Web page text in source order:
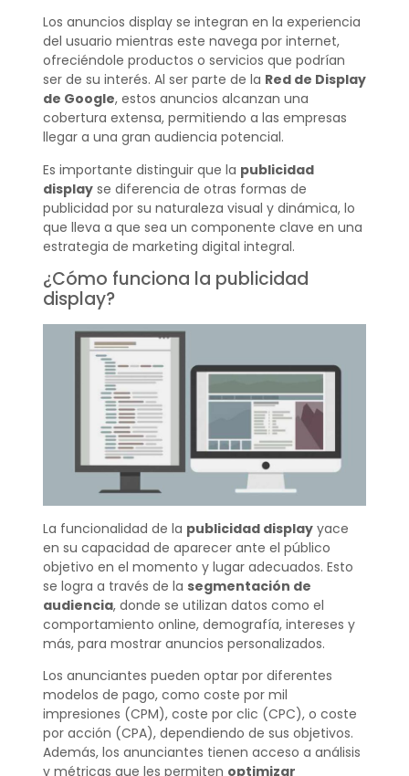
Los anuncios display se integran en la experiencia
del usuario mientras este navega por internet,
ofreciéndole productos o servicios que podrían
ser de su interés. Al ser parte de la Red de Display
de Google, estos anuncios alcanzan una
cobertura extensa, permitiendo a las empresas
llegar a una gran audiencia potencial.
Es importante distinguir que la publicidad
displayse diferencia de otras formas de
publicidad por su naturaleza visual y dinámica, lo
que lleva a que sea un componente clave en una
estrategia de marketing digital integral.
¿Cómo funciona la publicidad
display?
La funcionalidad de la publicidad displayyace
en su capacidad de aparecer ante el público
objetivo en el momento y lugar adecuados. Esto
se logra a través de la segmentación de
audiencia, donde se utilizan datos como el
comportamiento online, demografía, intereses y
más, para mostrar anuncios personalizados.
Los anunciantes pueden optar por diferentes
modelos de pago, como coste por mil
impresiones (CPM), coste por clic (CPC), o coste
por acción (CPA), dependiendo de sus objetivos.
Además, los anunciantes tienen acceso a análisis
y métricas que les permiten optimizar